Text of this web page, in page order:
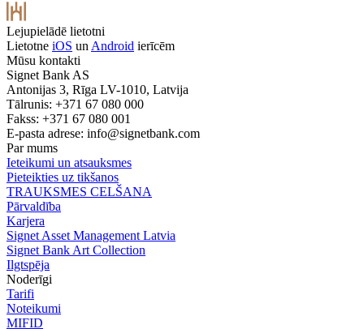
Lejupielādē lietotni
Lietotne iOS un Android ierīcēm
Mūsu kontakti
Signet Bank AS
Antonijas 3, Rīga LV-1010, Latvija
Tālrunis: +371 67 080 000
Fakss: +371 67 080 001
E-pasta adrese: info@signetbank.com
Par mums
Ieteikumi un atsauksmes
Pieteikties uz tikšanos
TRAUKSMES CELŠANA
Pārvaldība
Karjera
Signet Asset Management Latvia
Signet Bank Art Collection
Ilgtspēja
Noderīgi
Tarifi
Noteikumi
MIFID